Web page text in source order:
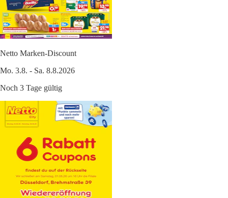
Netto Marken-Discount
Mo. 3.8. - Sa. 8.8.2026
Noch 3 Tage gültig